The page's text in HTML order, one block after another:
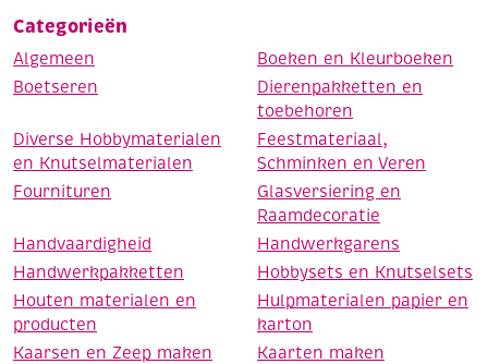
Categorieën
Algemeen
Boeken en Kleurboeken
Boetseren
Dierenpakketten en
toebehoren
Diverse Hobbymaterialen
en Knutselmaterialen
Feestmateriaal,
Schminken en Veren
Fournituren
Glasversiering en
Raamdecoratie
Handvaardigheid
Handwerkgarens
Handwerkpakketten
Hobbysets en Knutselsets
Houten materialen en
producten
Hulpmaterialen papier en
karton
Kaarsen en Zeep maken
Kaarten maken